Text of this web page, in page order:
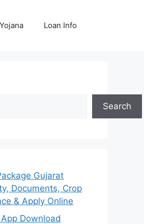
Loan Info
Search
Gujarat
Documents, Crop
& Apply Online
Download